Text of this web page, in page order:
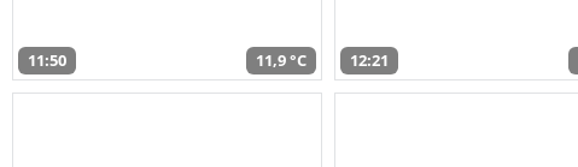
11:50 11,9 °C 12:21